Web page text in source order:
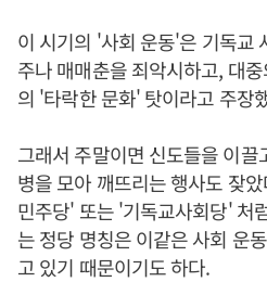
이 시기의 '사회 운동'은 기독교
주나 매매춘을 죄악시하고, 대
의 '타락한 문화' 탓이라고 주장
그래서 주말이면 신도들을 이
병을 모아 깨뜨리는 행사도 잦
민주당' 또는 '기독교사회당' 처
는 정당 명칭은 이같은 사회 운
고 있기 때문이기도 하다.